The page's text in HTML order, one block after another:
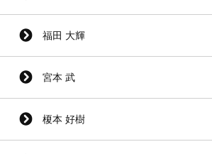
福田 大輝
宮本 武
榎本 好樹